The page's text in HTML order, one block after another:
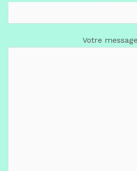
Votre message